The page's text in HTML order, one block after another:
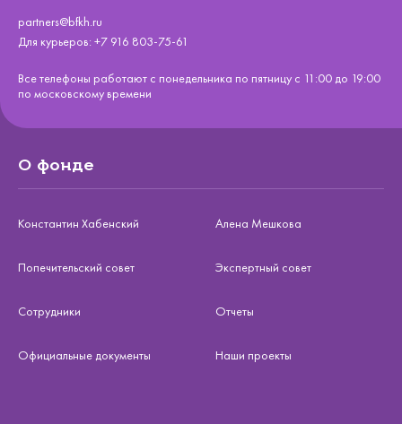
partners@bfkh.ru
Для курьеров: +7 916 803-75-61
Все телефоны работают с понедельника по пятницу с 11:00 до 19:00
по московскому времени
О фонде
Константин Хабенский Алена Мешкова
Попечительский совет Экспертный совет
Сотрудники Отчеты
Официальные документы Наши проекты